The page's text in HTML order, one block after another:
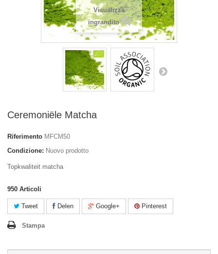
Visualizza
ingrandito
Ceremoniële Matcha
Riferimento MFCM50
Condizione: Nuovo prodotto
Topkwaliteit matcha
950 Articoli
Tweet Delen Google+ Pinterest
Stampa